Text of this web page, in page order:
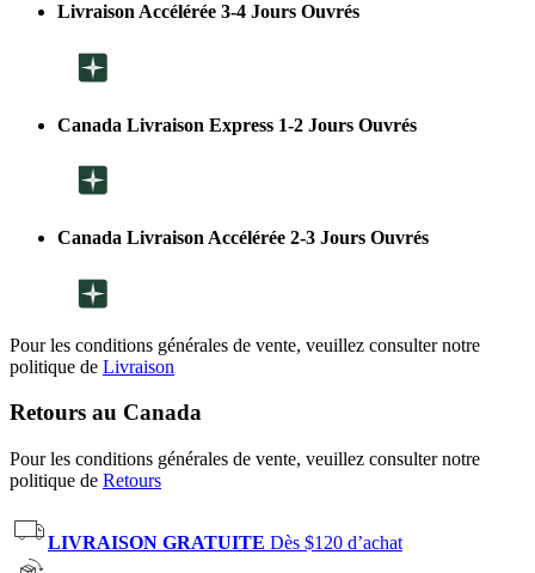
Livraison Accélérée 3-4 Jours Ouvrés
Canada Livraison Express 1-2 Jours Ouvrés
Canada Livraison Accélérée 2-3 Jours Ouvrés
Pour les conditions générales de vente, veuillez consulter notre
politique de Livraison
Retours au Canada
Pour les conditions générales de vente, veuillez consulter notre
politique de Retours
LIVRAISON GRATUITE Dès $120 d’achat